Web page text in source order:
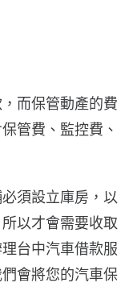
而保管動產的費
管費、監控費、
須設立庫房，以
以才會需要收取
台中汽車借款服
們會將您的汽車保